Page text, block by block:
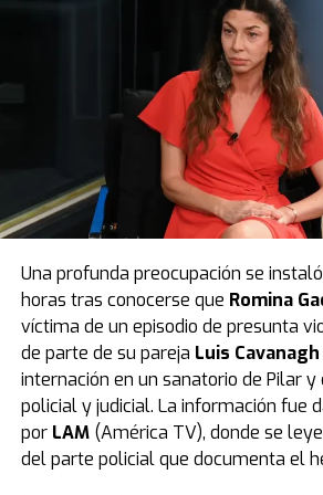
primera temporada. Por eso,Delfina
para mezclar
“Hay un tema con los idiomas en la
que hablar inglés y neerlandés”,
“El inglés ya me era complicado,
temporada me sentí más cómoda.
todavía encontrando mi lugar con el
la segunda me sentí más dueña de
comentó.
Con respecto al idioma que se habla
Chaves comentó que fue totalmente
porque no conocía una sola palabra.
distinto, porque aprender algo por
difícil. Nunca lo había hecho.Tenés
Una profunda preocupación se
horas tras conocerse que Romina
víctima de un episodio de presunta
de parte de su pareja Luis Cavanagh
internación en un sanatorio de Pilar
policial y judicial. La información fue
por LAM(América TV), donde se
del parte policial que documenta el